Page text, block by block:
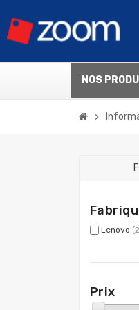
NOS
chevron_right
Lenovo
Prix